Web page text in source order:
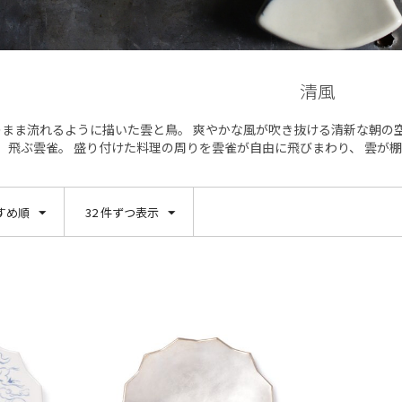
清風
ま流れるように描いた雲と鳥。 爽やかな風が吹き抜ける清新な朝
飛ぶ雲雀。 盛り付けた料理の周りを雲雀が自由に飛びまわり、 雲が
め順 32 件ずつ表示